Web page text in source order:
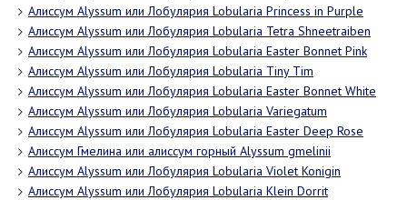
Алиссум Alyssum или Лобулярия Lobularia Princess in Purple
Алиссум Alyssum или Лобулярия Lobularia Tetra Shneetraiben
Алиссум Alyssum или Лобулярия Lobularia Easter Bonnet Pink
Алиссум Alyssum или Лобулярия Lobularia Tiny Tim
Алиссум Alyssum или Лобулярия Lobularia Easter Bonnet White
Алиссум Alyssum или Лобулярия Lobularia Variegatum
Алиссум Alyssum или Лобулярия Lobularia Easter Deep Rose
Алиссум Гмелина или алиссум горный Alyssum gmelinii
Алиссум Alyssum или Лобулярия Lobularia Violet Konigin
Алиссум Alyssum или Лобулярия Lobularia Klein Dorrit